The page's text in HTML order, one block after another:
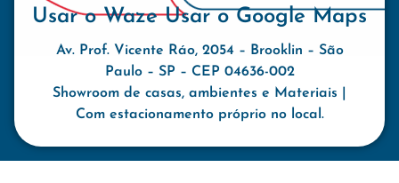
Usar o Waze Usar o Google Maps
Av. Prof. Vicente Ráo, 2054 – Brooklin – São
Paulo – SP – CEP 04636-002
Showroom de casas, ambientes e Materiais |
Com estacionamento próprio no local.